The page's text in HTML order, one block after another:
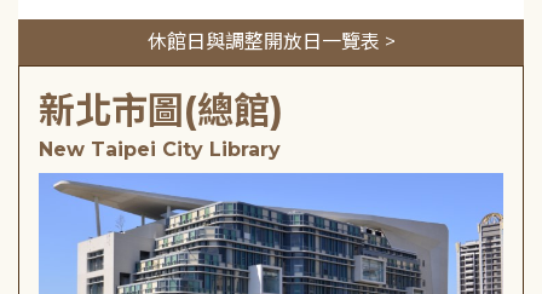
休館日與調整開放日一覽表 >
新北市圖(總館)
New Taipei City Library